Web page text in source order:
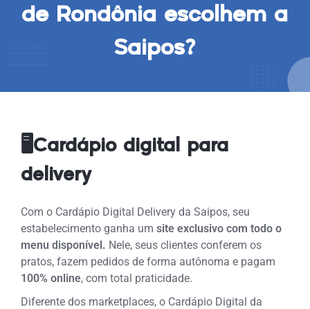
de Rondônia escolhem a
Saipos?
🖥️Cardápio digital para
delivery
Com o Cardápio Digital Delivery da Saipos, seu
estabelecimento ganha umsite exclusivo com todo o
menu disponível. Nele, seus clientes conferem os
pratos, fazem pedidos de forma autônoma e pagam
100% online, com total praticidade.
Diferente dos marketplaces, o Cardápio Digital da